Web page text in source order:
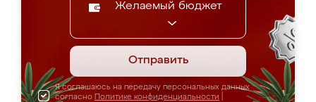
Желаемый бюджет
Отправить
Я соглашаюсь на передачу персональных данных
согласно Политике конфиденциальности